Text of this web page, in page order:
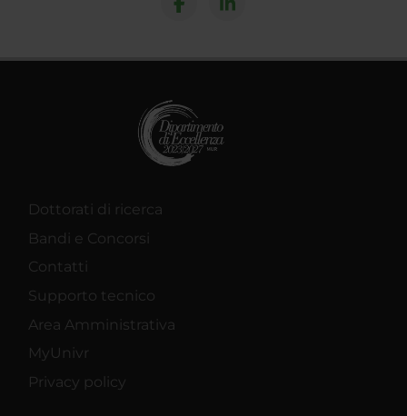
Dottorati di ricerca
Bandi e Concorsi
Contatti
Supporto tecnico
Area Amministrativa
MyUnivr
Privacy policy